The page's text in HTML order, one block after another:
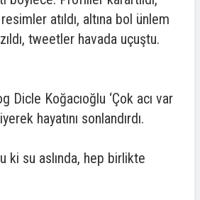
atıldı, altına bol ünlem
tweetler havada uçuştu.
Dicle Koğacıoğlu ‘Çok acı var
hayatını sonlandırdı.
ki su aslında, hep birlikte